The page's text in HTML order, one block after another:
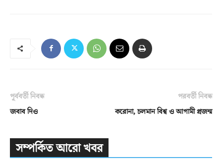
পূর্ববর্তী নিবন্ধ
জবাব দিও
পরবর্তী নিবন্ধ
করোনা, চলমান বিশ্ব ও আগামী প্রজন্ম
সম্পর্কিত আরো খবর